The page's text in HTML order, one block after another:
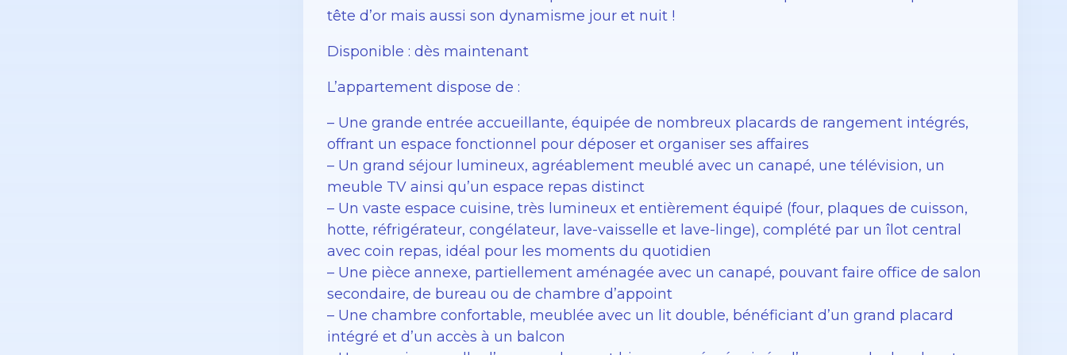
tête d’or mais aussi son dynamisme jour et nuit !
Disponible : dès maintenant
L’appartement dispose de :
– Une grande entrée accueillante, équipée de nombreux placards de rangement intégrés,
offrant un espace fonctionnel pour déposer et organiser ses affaires
– Un grand séjour lumineux, agréablement meublé avec un canapé, une télévision, un
meuble TV ainsi qu’un espace repas distinct
– Un vaste espace cuisine, très lumineux et entièrement équipé (four, plaques de cuisson,
hotte, réfrigérateur, congélateur, lave-vaisselle et lave-linge), complété par un îlot central
avec coin repas, idéal pour les moments du quotidien
– Une pièce annexe, partiellement aménagée avec un canapé, pouvant faire office de salon
secondaire, de bureau ou de chambre d’appoint
– Une chambre confortable, meublée avec un lit double, bénéficiant d’un grand placard
intégré et d’un accès à un balcon